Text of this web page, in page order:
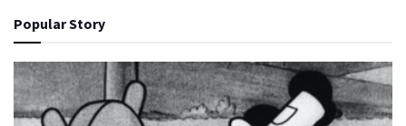
Popular Story